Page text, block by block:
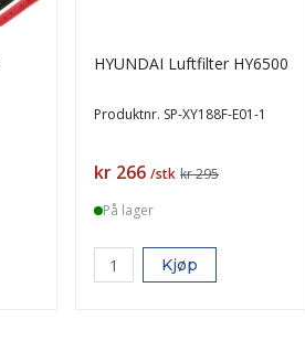
HYUNDAI Luftfilter HY6500
Produktnr. SP-XY188F-E01-1
Pris
kr 266 /stk kr 295
På lager
Kjøp